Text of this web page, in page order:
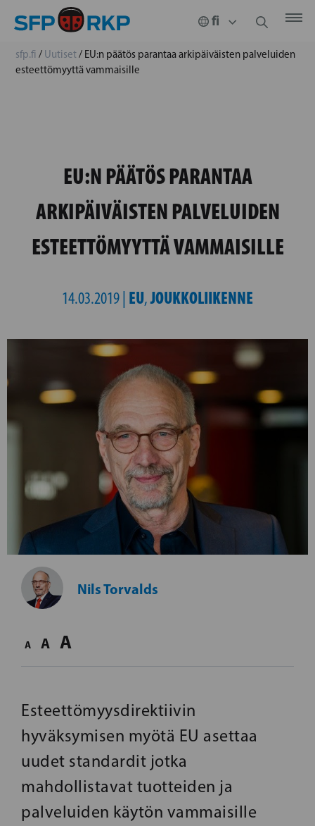
sfp.fi / Uutiset/ EU:n päätös parantaa arkipäiväisten palveluiden
esteettömyyttä vammaisille
EU:N PÄÄTÖS PARANTAA
ARKIPÄIVÄISTEN PALVELUIDEN
ESTEETTÖMYYTTÄ VAMMAISILLE
14.03.2019 | EU,JOUKKOLIIKENNE
Nils Torvalds
A A A
Esteettömyysdirektiivin
hyväksymisen myötä EU asettaa
uudet standardit jotka
mahdollistavat tuotteiden ja
palveluiden käytön vammaisille